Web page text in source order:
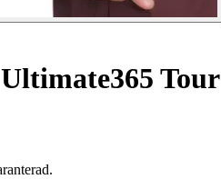
Tour